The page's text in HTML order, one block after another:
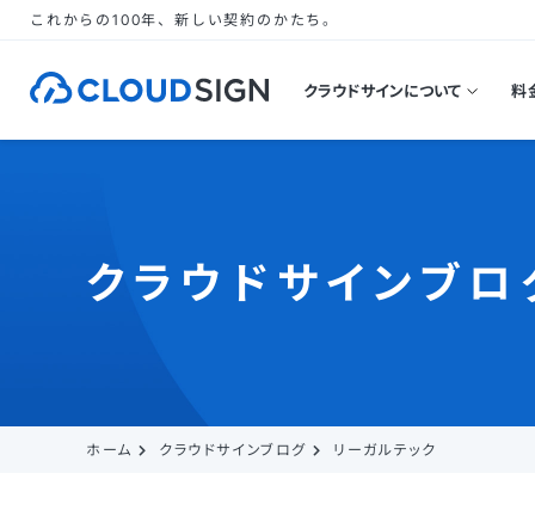
これからの100年、新しい契約のかたち。
クラウドサインについて 料
クラウドサインブロ
ホーム クラウドサインブログ リーガルテック